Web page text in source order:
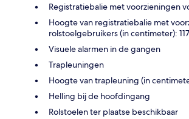
Registratiebalie met voorzieningen
Hoogte van registratiebalie met
rolstoelgebruikers (in centimeter): 117
Visuele alarmen in de gangen
Trapleuningen
Hoogte van trapleuning (in
Helling bij de hoofdingang
Rolstoelen ter plaatse beschikbaar